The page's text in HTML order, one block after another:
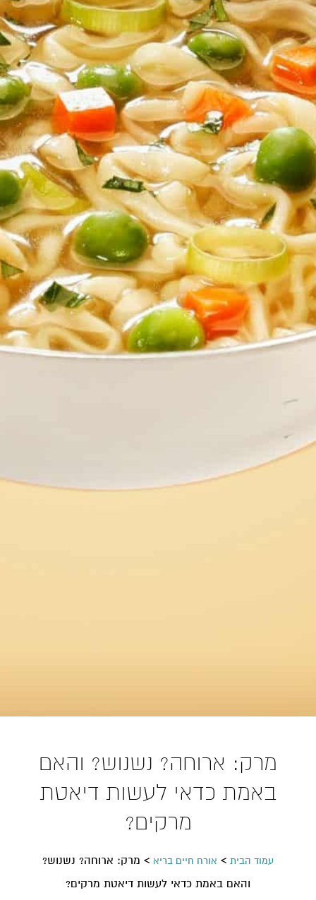
מרק: ארוחה? נשנוש? והאם
באמת כדאי לעשות דיאטת
מרקים?
עמוד הבית > אורח חיים בריא > מרק: ארוחה? נשנוש?
והאם באמת כדאי לעשות דיאטת מרקים?